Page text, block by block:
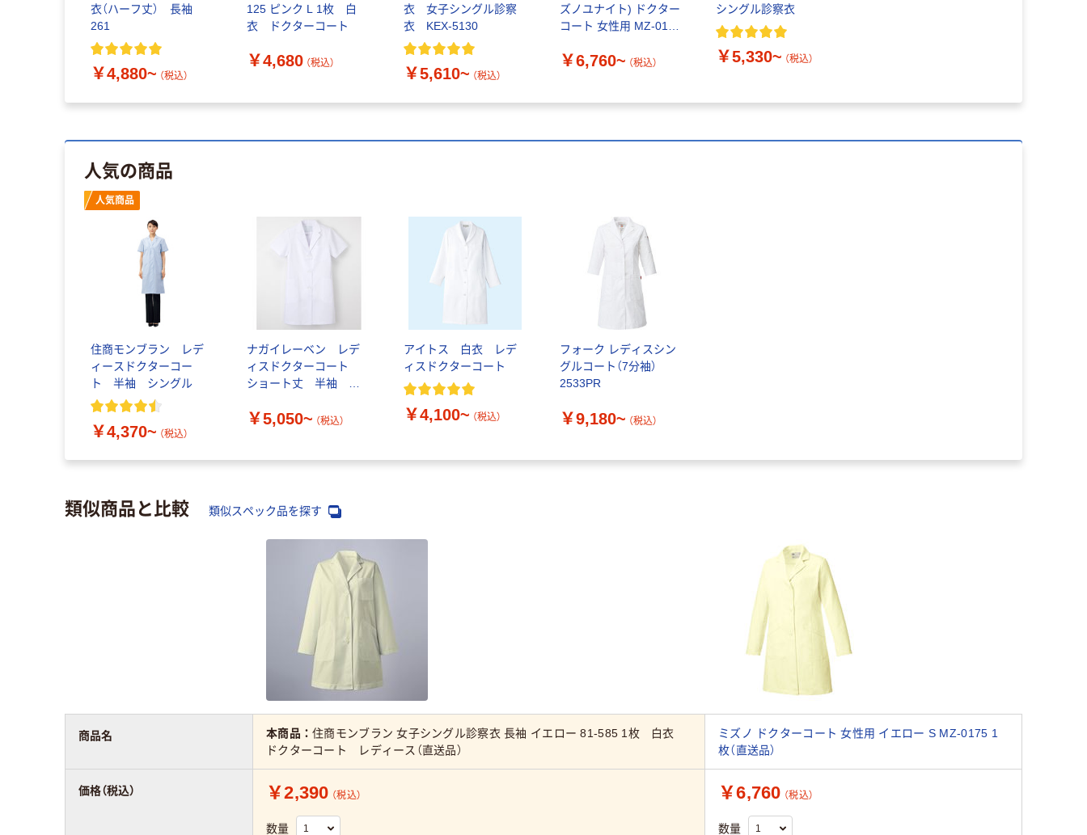
衣（ハーフ丈） 長袖
261
￥4,880~ （税込）
125 ピンク L 1枚 白
衣 ドクターコート
￥4,680 （税込）
衣 女子シングル診察
衣 KEX-5130
￥5,610~ （税込）
ズノユナイト) ドクター
コート 女性用 MZ-0175
￥6,760~ （税込）
シングル診察衣
￥5,330~ （税込）
人気の商品
人気商品
住商モンブラン レデ
ィースドクターコー
ト 半袖 シングル
￥4,370~ （税込）
ナガイレーベン レデ
ィスドクターコート
ショート丈 半袖 シ
￥5,050~ （税込）
アイトス 白衣 レデ
ィスドクターコート
￥4,100~ （税込）
フォーク レディスシン
グルコート（7分袖）
2533PR
￥9,180~ （税込）
類似商品と比較 類似スペック品を探す
商品名 本商品：住商モンブラン 女子シングル診察衣 長袖 イエロー 81-585 1枚 白衣
ドクターコート レディース（直送品）
ミズノ ドクターコート 女性用 イエロー S MZ-0175 1
枚（直送品）
価格（税込） ￥2,390 （税込）
数量
￥6,760 （税込）
数量